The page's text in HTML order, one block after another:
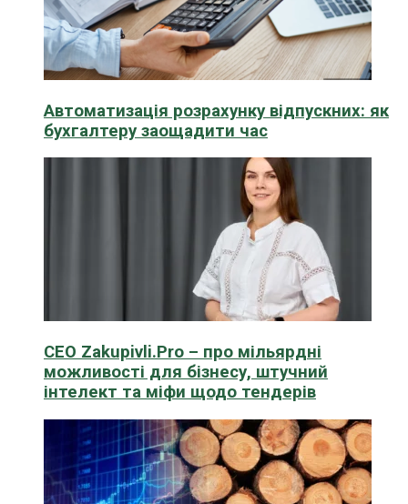
Автоматизація розрахунку відпускних: як
бухгалтеру заощадити час
CEO Zakupivli.Pro – про мільярдні
можливості для бізнесу, штучний
інтелект та міфи щодо тендерів